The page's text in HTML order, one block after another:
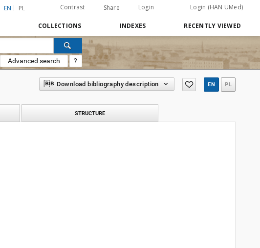
EN PL Contrast Share Login Login (HAN UMed)
COLLECTIONS INDEXES RECENTLY VIEWED
Advanced search ?
Download bibliography description EN PL
STRUCTURE